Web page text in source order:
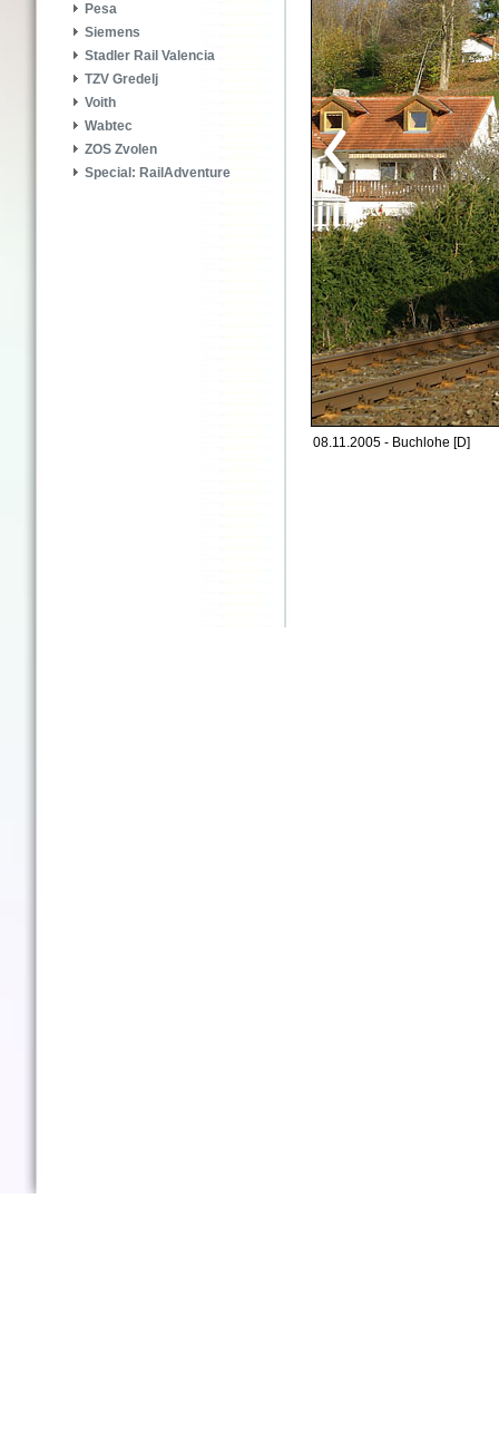
Pesa
Siemens
Stadler Rail Valencia
TZV Gredelj
Voith
Wabtec
ZOS Zvolen
Special: RailAdventure
08.11.2005 - Buchlohe [D]